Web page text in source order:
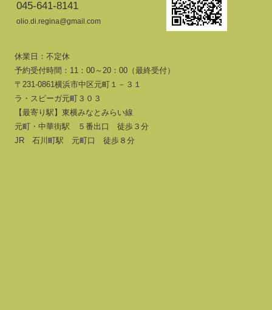
045-641-8141
olio.di.regina@gmail.com
休業日：不定休
予約受付時間：11：00～20：00（最終受付）
〒231-0861横浜市中区元町１－３１
ラ・スピーガ元町３０３
【最寄り駅】東横みなとみらい線
元町・中華街駅 ５番出口 徒歩３分
JR 石川町駅 元町口 徒歩８分